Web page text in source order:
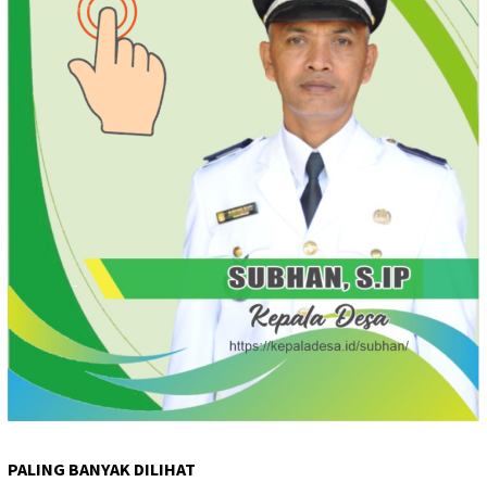
PALING BANYAK DILIHAT